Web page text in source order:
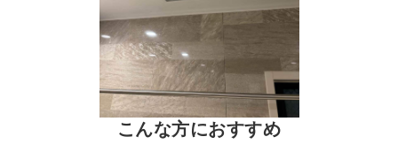
こんな方におすすめ